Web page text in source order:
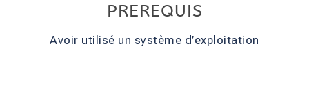
PREREQUIS
Avoir utilisé un système d’exploitation